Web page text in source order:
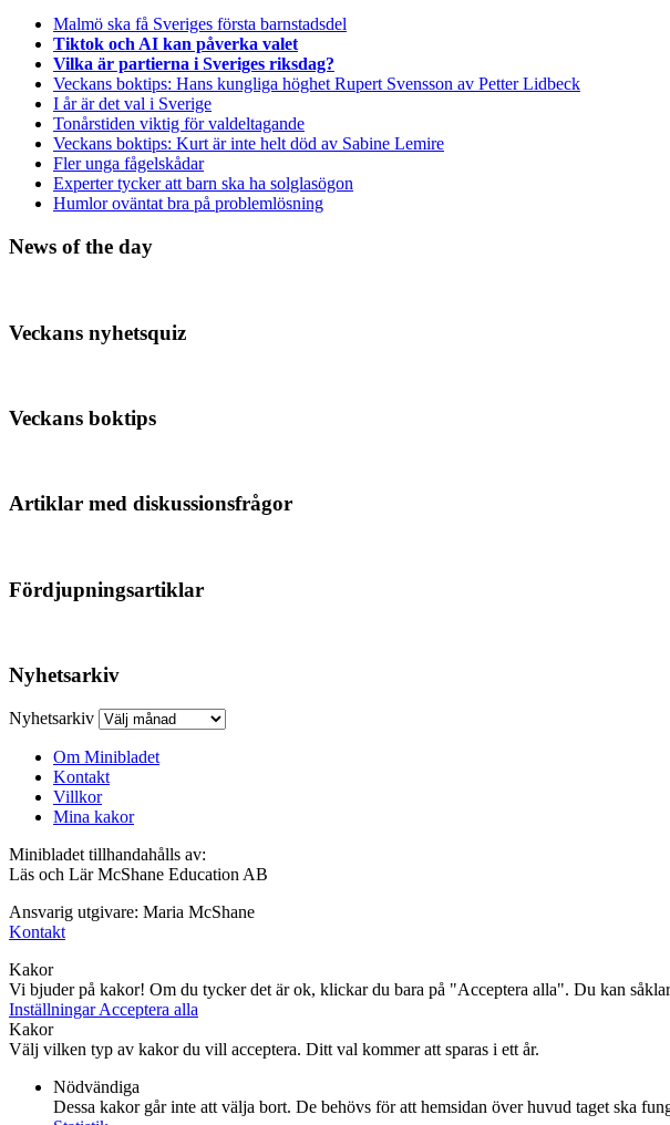
Malmö ska få Sveriges första barnstadsdel
Tiktok och AI kan påverka valet
Vilka är partierna i Sveriges riksdag?
Veckans boktips: Hans kungliga höghet Rupert Svensson av Petter Lidbeck
I år är det val i Sverige
Tonårstiden viktig för valdeltagande
Veckans boktips: Kurt är inte helt död av Sabine Lemire
Fler unga fågelskådar
Experter tycker att barn ska ha solglasögon
Humlor oväntat bra på problemlösning
News of the day
Veckans nyhetsquiz
Veckans boktips
Artiklar med diskussionsfrågor
Fördjupningsartiklar
Nyhetsarkiv
Nyhetsarkiv
Om Minibladet
Kontakt
Villkor
Mina kakor
Minibladet tillhandahålls av:
Läs och Lär McShane Education AB
Ansvarig utgivare: Maria McShane
Kontakt
Kakor
Vi bjuder på kakor! Om du tycker det är ok, klickar du bara på "Acceptera alla". Du kan
InställningarAcceptera alla
Kakor
Välj vilken typ av kakor du vill acceptera. Ditt val kommer att sparas i ett år.
Nödvändiga
Dessa kakor går inte att välja bort. De behövs för att hemsidan över huvud taget ska